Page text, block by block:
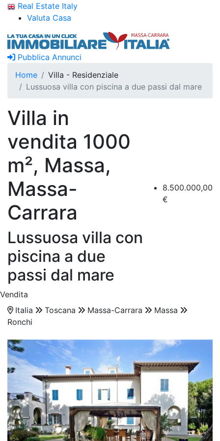
Real Estate Italy
Valuta Casa
Pubblica Annunci
Home
Villa - Residenziale
Lussuosa villa con piscina a due passi dal mare
Villa in
vendita 1000
m², Massa,
Massa-
Carrara
Lussuosa villa con
piscina a due
passi dal mare
8.500.000,00
€
Vendita
Italia
Toscana Massa-Carrara
Massa
Ronchi